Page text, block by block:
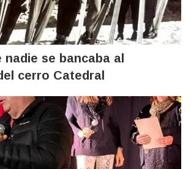
nadie se bancaba al
cerro Catedral